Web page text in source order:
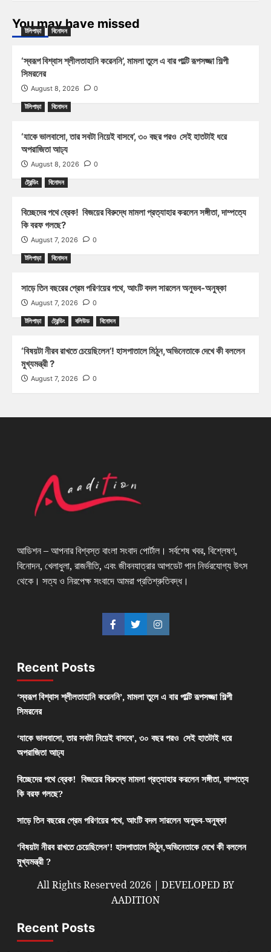
You may have missed
টলিপাড়া বিনোদন
‘স্বরূপ বিশ্বাস শ্লীলতাহানি করেননি’, মামলা তুলে এ বার পাল্টি রূপসজ্জা শিল্পী
সিমরনের
August 8, 2026 0
টলিপাড়া বিনোদন
‘যাকে ভালবাসো, তার সবটা নিয়েই বাসবে’, ৩০ বছর পরও সেই হাতটাই ধরে
অপরাজিতা আঢ্য
August 8, 2026 0
ট্রেন্ডিং বিনোদন
বিচ্ছেদের পথে ব্রেক! বিজয়ের বিরুদ্ধে মামলা প্রত্যাহার করলেন সঙ্গীতা, দাম্পত্যে
কি বরফ গলছে?
August 7, 2026 0
টলিপাড়া বিনোদন
সাড়ে তিন বছরের প্রেম পরিণয়ের পথে, আংটি বদল সারলেন অনুভব-অনুষ্কা
August 7, 2026 0
টলিপাড়া ট্রেন্ডিং বলিউড বিনোদন
‘বিষয়টা নীরব রাখতে চেয়েছিলেন’! হাসপাতালে মিঠুন,অভিনেতাকে দেখে কী বললেন
মুখ্যমন্ত্রী ?
August 7, 2026 0
আডিশন – আপনার বিশ্বস্ত বাংলা সংবাদ পোর্টাল। সর্বশেষ খবর, বিশ্লেষণ,
বিনোদন, খেলাধুলা, রাজনীতি, এবং জীবনযাত্রার আপডেট পান নির্ভরযোগ্য উৎস
থেকে। সত্য ও নিরপেক্ষ সংবাদে আমরা প্রতিশ্রুতিবদ্ধ।
Recent Posts
‘স্বরূপ বিশ্বাস শ্লীলতাহানি করেননি’, মামলা তুলে এ বার পাল্টি রূপসজ্জা শিল্পী
সিমরনের
‘যাকে ভালবাসো, তার সবটা নিয়েই বাসবে’, ৩০ বছর পরও সেই হাতটাই ধরে
অপরাজিতা আঢ্য
বিচ্ছেদের পথে ব্রেক! বিজয়ের বিরুদ্ধে মামলা প্রত্যাহার করলেন সঙ্গীতা, দাম্পত্যে
কি বরফ গলছে?
সাড়ে তিন বছরের প্রেম পরিণয়ের পথে, আংটি বদল সারলেন অনুভব-অনুষ্কা
‘বিষয়টা নীরব রাখতে চেয়েছিলেন’! হাসপাতালে মিঠুন,অভিনেতাকে দেখে কী বললেন
মুখ্যমন্ত্রী ?
All Rights Reserved 2026 | DEVELOPED BY
AADITION
Recent Posts